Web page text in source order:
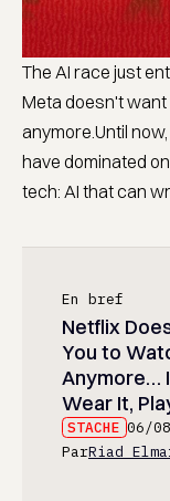
The AI race just
Meta doesn't
anymore.Until
have dominated
tech: AI that can
En bref
Netflix
You to
Anymore…
Wear It,
STACHE 06/
ParRiad